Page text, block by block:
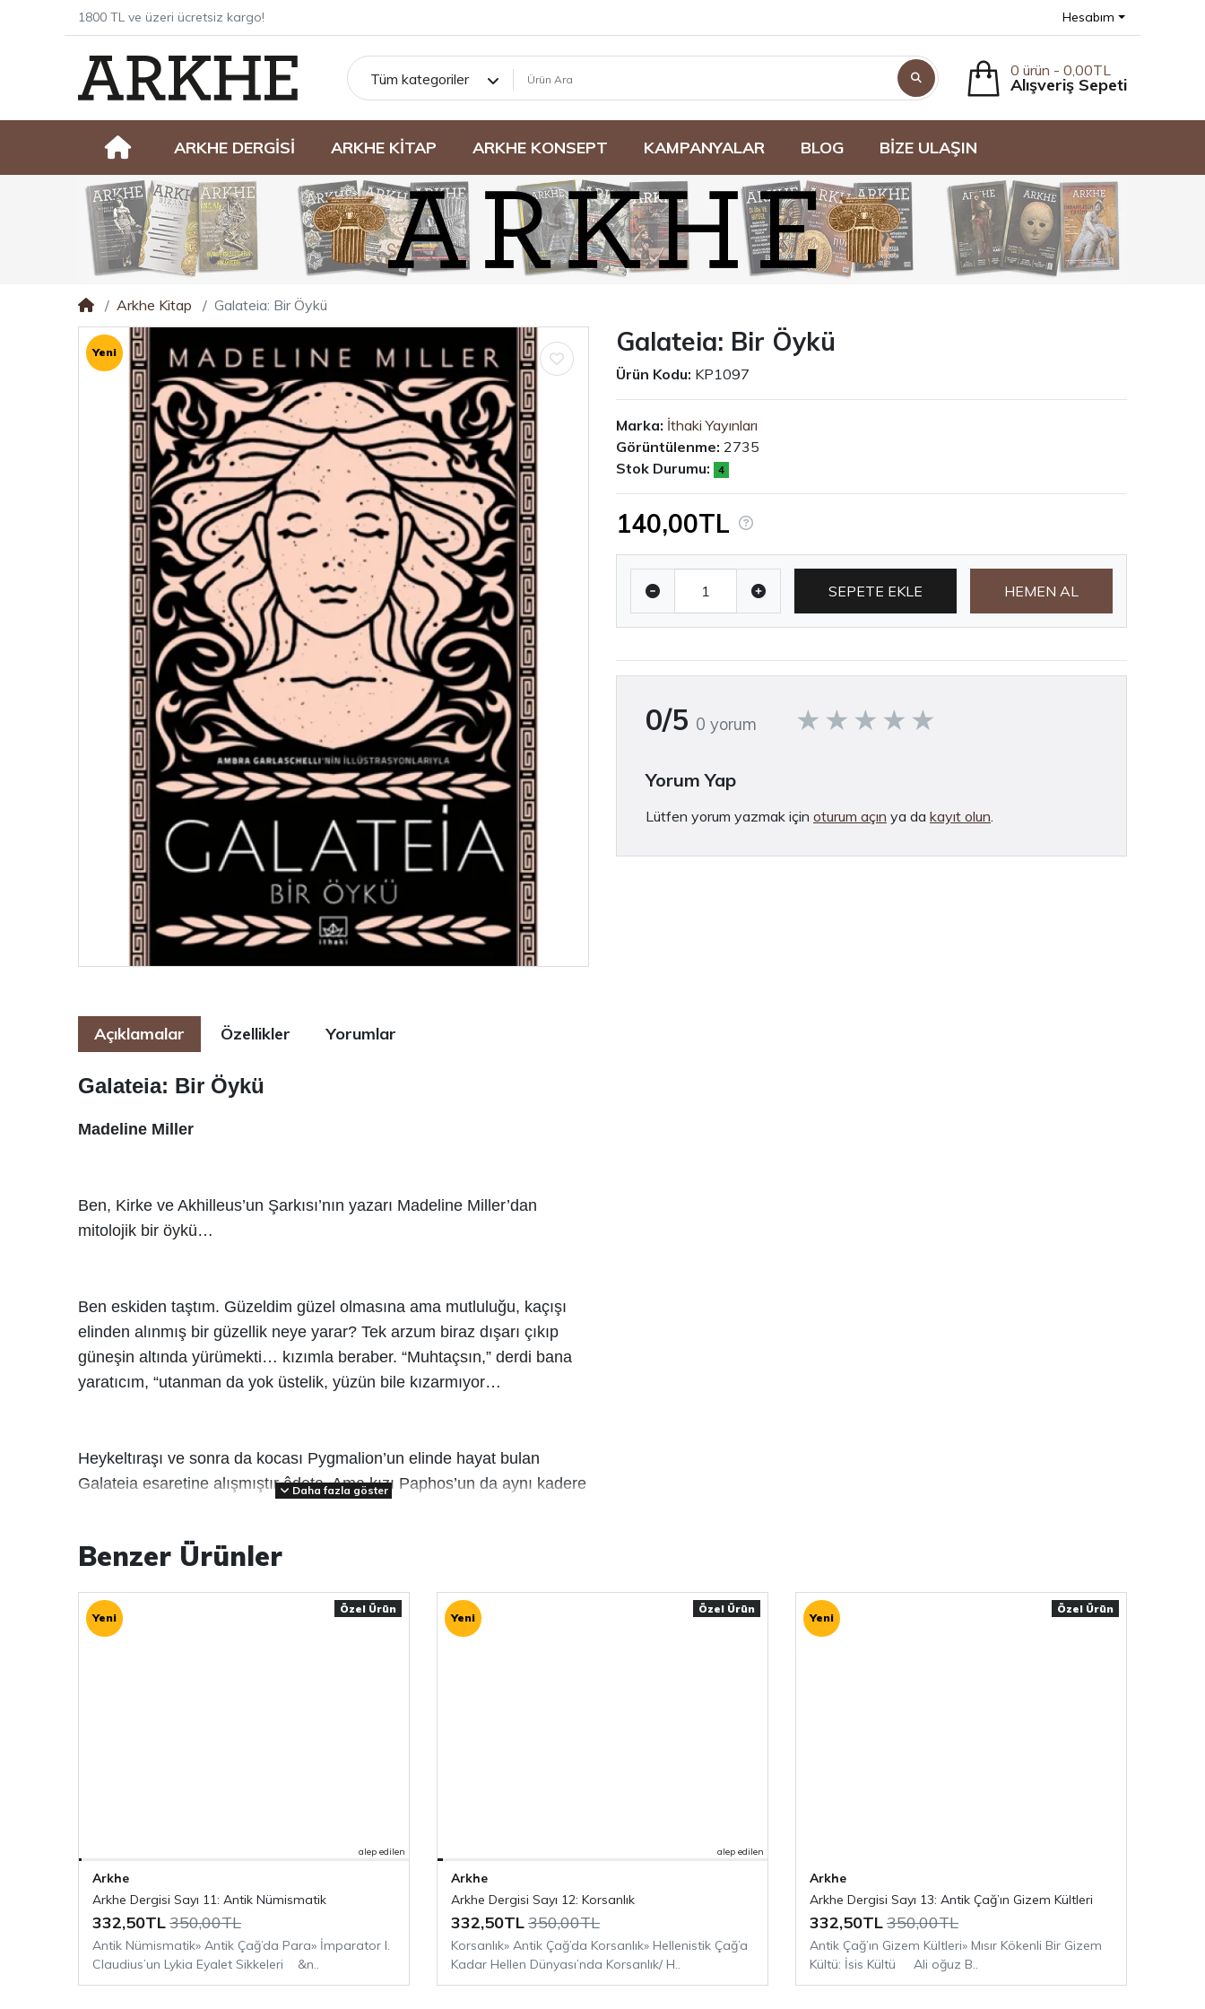
1800 TL ve üzeri ücretsiz kargo! Hesabım
Tüm kategoriler Alışveriş Sepeti
0 ürün - 0,00TL
ARKHE DERGİSİ ARKHE KİTAP ARKHE KONSEPT KAMPANYALAR BLOG BİZE ULAŞIN
Arkhe Kitap Galateia: Bir Öykü
Yeni
Açıklamalar Özellikler Yorumlar
Galateia: Bir Öykü
Madeline Miller
Ben, Kirke ve Akhilleus’un Şarkısı’nın yazarı Madeline Miller’dan
mitolojik bir öykü…
Ben eskiden taştım. Güzeldim güzel olmasına ama mutluluğu, kaçışı
elinden alınmış bir güzellik neye yarar? Tek arzum biraz dışarı çıkıp
güneşin altında yürümekti… kızımla beraber. “Muhtaçsın,” derdi bana
yaratıcım, “utanman da yok üstelik, yüzün bile kızarmıyor…
Heykeltıraşı ve sonra da kocası Pygmalion’un elinde hayat bulan
Galateia esaretine alışmıştır âdeta. Ama kızı Paphos’un da aynı kadere
yaratılması üzerine temel bir anlatı olan Galateia efsanesi bu defa bir
kadının elinde yeniden hayat buluyor.
Arkeolojiye dair daha fazla içerik için Arkhe Arkeoloji Dergisi
Arkhe Kitapbölümlerini ziyaret etmeyi unutmayın.
Daha fazla göster
Galateia: Bir Öykü
Ürün Kodu: KP1097
Marka: İthaki Yayınları
Görüntülenme: 2735
Stok Durumu:
4
140,00TL
SEPETE EKLE HEMEN AL
0/5 0 yorum
Yorum Yap
Lütfen yorum yazmak için oturum açın ya da kayıt olun
Benzer Ürünler
Özel Ürün
Yeni
alep edilen
Arkhe
Arkhe Dergisi Sayı 11: Antik Nümismatik
332,50TL350,00TL
Antik Nümismatik» Antik Çağ’da Para» İmparator I.
Claudius’un Lykia Eyalet Sikkeleri &n..
Özel Ürün
Yeni
alep edilen
Arkhe
Arkhe Dergisi Sayı 12: Korsanlık
332,50TL350,00TL
Korsanlık» Antik Çağ’da Korsanlık» Hellenistik Çağ’a
Kadar Hellen Dünyası’nda Korsanlık/ H..
Özel Ürün
Yeni
Arkhe
Arkhe Dergisi Sayı 13: Antik Çağ’ın Gizem Kültleri
332,50TL350,00TL
Antik Çağ’ın Gizem Kültleri» Mısır Kökenli Bir Gizem
Kültü: İsis Kültü Ali oğuz B..